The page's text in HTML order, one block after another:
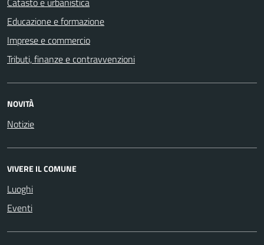
Educazione e formazione
Imprese e commercio
Tributi, finanze e contravvenzioni
NOVITÀ
Notizie
VIVERE IL COMUNE
Luoghi
Eventi